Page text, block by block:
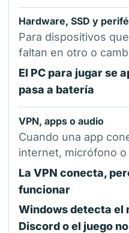
Hardware, SSD y
Para dispositivos
faltan en otro o
El PC para jugar se
pasa a batería
VPN, apps o audio
Cuando una app
internet, micrófono o
La VPN conecta,
funcionar
Windows detecta el
Discord o el juego